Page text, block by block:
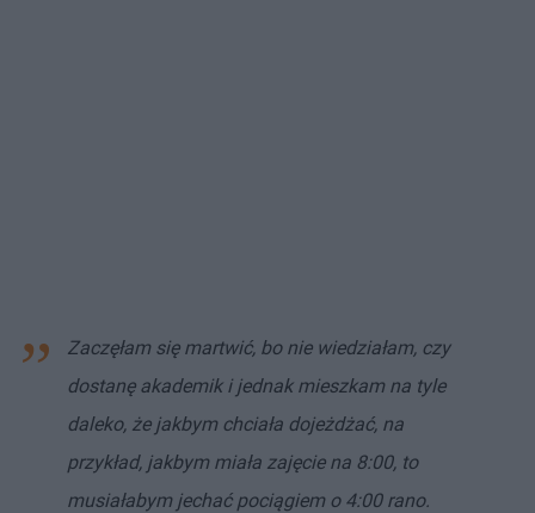
Zaczęłam się martwić, bo nie wiedziałam, czy
dostanę akademik i jednak mieszkam na tyle
daleko, że jakbym chciała dojeżdżać, na
przykład, jakbym miała zajęcie na 8:00, to
musiałabym jechać pociągiem o 4:00 rano.